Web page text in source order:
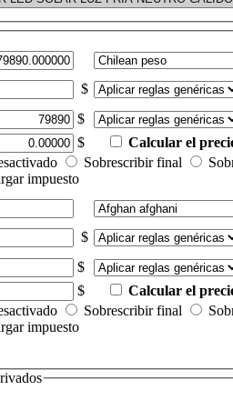
$
$
$
Calcular el
Sobrescribir final
impuesto
$
$
$
Calcular el
Sobrescribir final
impuesto